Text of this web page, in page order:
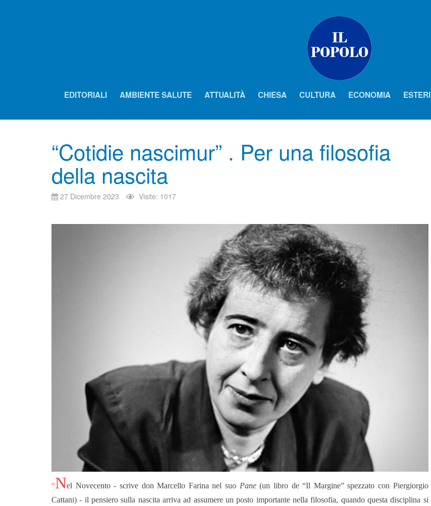
EDITORIALI AMBIENTE SALUTE ATTUALITÀ CHIESA CULTURA ECONOMIA ESTERI
“Cotidie nascimur” . Per una filosofia
della nascita
27 Dicembre 2023 Visite: 1017
“Nel Novecento - scrive don Marcello Farina nel suo Pane(un libro de “Il Margine” spezzato con Piergiorgio
Cattani) - il pensiero sulla nascita arriva ad assumere un posto importante nella filosofia, quando questa disciplina si